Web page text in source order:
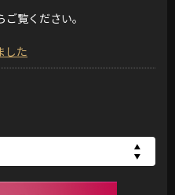
覧ください。
した